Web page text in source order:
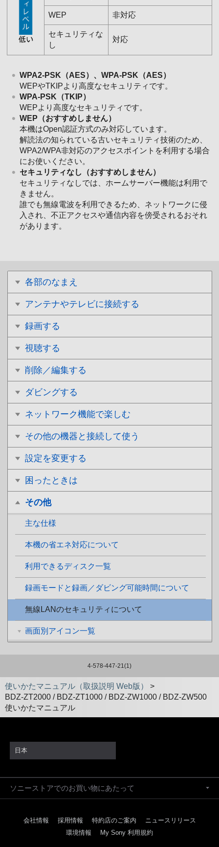
各部のなまえ
アンテナやテレビに接続する
録画する
視聴する
削除／編集する
ダビングする
ネットワーク機能で楽しむ
その他の機器と接続して使う
設定を変更する
困ったときは
その他
主な仕様
本機の省エネ対応について
利用できるディスク一覧
録画モードと録画／ダビング可能時間について
無線LANのセキュリティについて
画面別アイコン一覧
4-578-447-21(1)
WEP 非対応
セキュリティな
し
対応
WPA2-PSK（AES）、WPA-PSK（AES）
WEPやTKIPより高度なセキュリティです。
WPA-PSK（TKIP）
WEPより高度なセキュリティです。
WEP（おすすめしません）
本機はOpen認証方式のみ対応しています。
解読法の知られている古いセキュリティ技術のため、
WPA2/WPA非対応のアクセスポイントを利用する場合
にお使いください。
セキュリティなし（おすすめしません）
セキュリティなしでは、ホームサーバー機能は利用で
きません。
誰でも無線電波を利用できるため、ネットワークに侵
入され、不正アクセスや通信内容を傍受されるおそれ
があります。
使いかたマニュアル（取扱説明 Web版）
>
BDZ-ZT2000 / BDZ-ZT1000 / BDZ-ZW1000 / BDZ-ZW500
使いかたマニュアル
日本
ソニーストアでのお買い物にあたって
会社情報 採用情報 特約店のご案内
ニュースリリース
環境情報
My Sony 利用規約